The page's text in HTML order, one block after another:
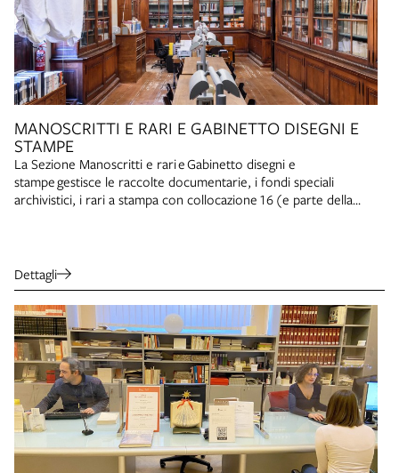
MANOSCRITTI E RARI E GABINETTO DISEGNI E
STAMPE
La Sezione Manoscritti e rari e Gabinetto disegni e
stampe gestisce le raccolte documentarie, i fondi speciali
archivistici, i rari a stampa con collocazione 16 (e parte della
Dettagli